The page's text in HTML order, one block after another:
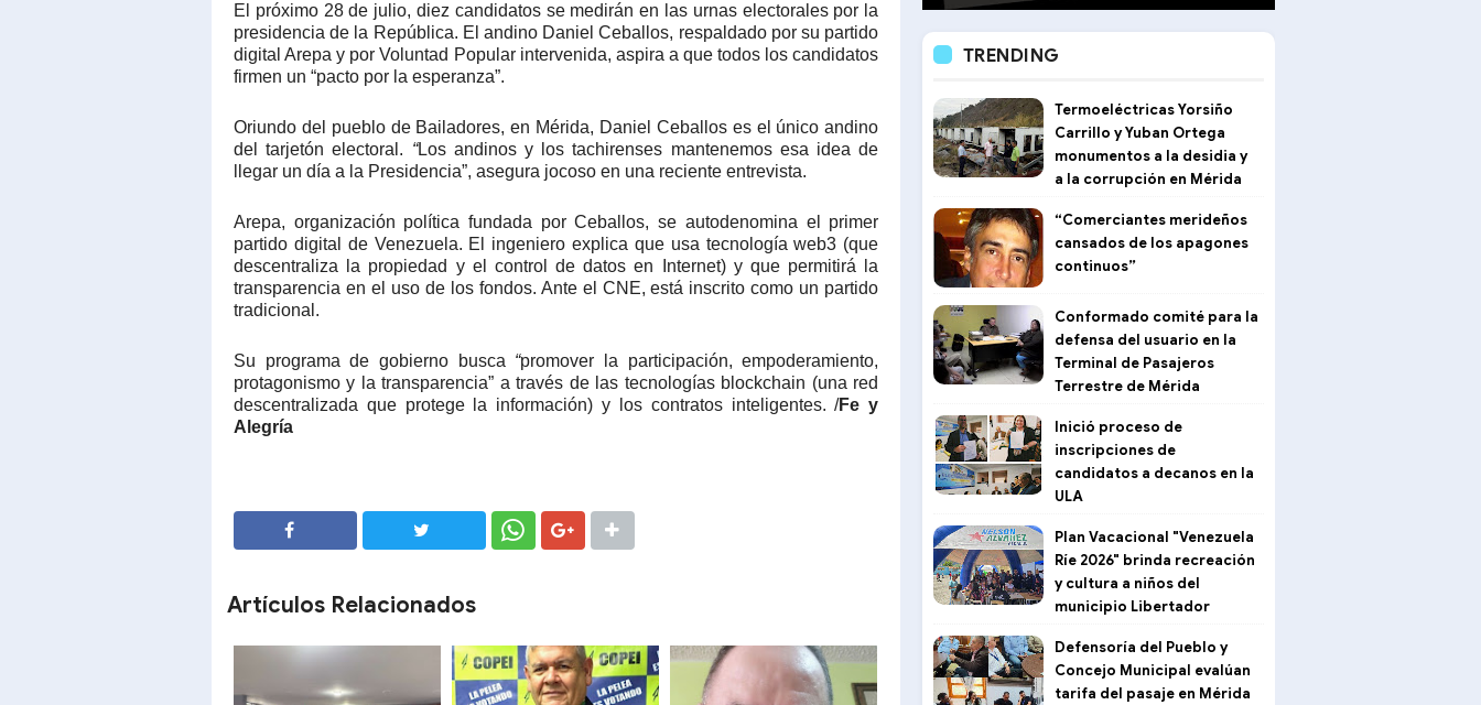
El próximo 28 de julio, diez candidatos se medirán en las urnas electorales por la
presidencia de la República. El andino Daniel Ceballos, respaldado por su partido
digital Arepa y por Voluntad Popular intervenida, aspira a que todos los candidatos
firmen un “pacto por la esperanza”.
Oriundo del pueblo de Bailadores, en Mérida, Daniel Ceballos es el único andino
del tarjetón electoral. “Los andinos y los tachirenses mantenemos esa idea de
llegar un día a la Presidencia”, asegura jocoso en una reciente entrevista.
Arepa, organización política fundada por Ceballos, se autodenomina el primer
partido digital de Venezuela. El ingeniero explica que usa tecnología web3 (que
descentraliza la propiedad y el control de datos en Internet) y que permitirá la
transparencia en el uso de los fondos. Ante el CNE, está inscrito como un partido
tradicional.
Su programa de gobierno busca “promover la participación, empoderamiento,
protagonismo y la transparencia” a través de las tecnologías blockchain (una red
descentralizada que protege la información) y los contratos inteligentes. /Fe y
Alegría
Artículos Relacionados
TRENDING
Termoeléctricas Yorsiño
Carrillo y Yuban Ortega
monumentos a la desidia y
a la corrupción en Mérida
“Comerciantes merideños
cansados de los apagones
continuos”
Conformado comité para la
defensa del usuario en la
Terminal de Pasajeros
Terrestre de Mérida
Inició proceso de
inscripciones de
candidatos a decanos en la
ULA
Plan Vacacional "Venezuela
Ríe 2026" brinda recreación
y cultura a niños del
municipio Libertador
Defensoría del Pueblo y
Concejo Municipal evalúan
tarifa del pasaje en Mérida